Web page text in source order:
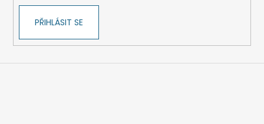
PŘIHLÁSIT SE